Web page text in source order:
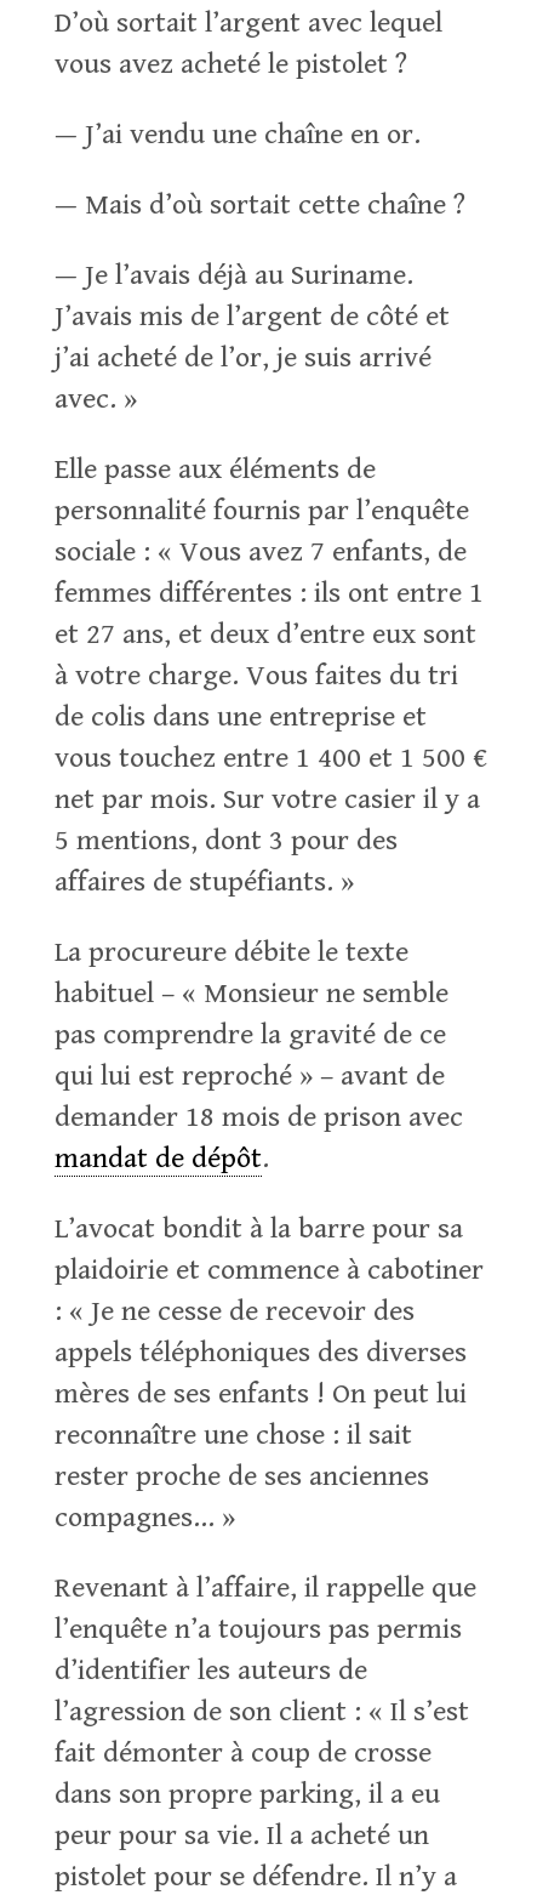
D’où sortait l’argent avec lequel
vous avez acheté le pistolet ?
— J’ai vendu une chaîne en or.
— Mais d’où sortait cette chaîne ?
— Je l’avais déjà au Suriname.
J’avais mis de l’argent de côté et
j’ai acheté de l’or, je suis arrivé
avec. »
Elle passe aux éléments de
personnalité fournis par l’enquête
sociale : « Vous avez 7 enfants, de
femmes différentes : ils ont entre 1
et 27 ans, et deux d’entre eux sont
à votre charge. Vous faites du tri
de colis dans une entreprise et
vous touchez entre 1 400 et 1 500 €
net par mois. Sur votre casier il y a
5 mentions, dont 3 pour des
affaires de stupéfiants. »
La procureure débite le texte
habituel – « Monsieur ne semble
pas comprendre la gravité de ce
qui lui est reproché » – avant de
demander 18 mois de prison avec
mandat de dépôt.
L’avocat bondit à la barre pour sa
plaidoirie et commence à cabotiner
: « Je ne cesse de recevoir des
appels téléphoniques des diverses
mères de ses enfants ! On peut lui
reconnaître une chose : il sait
rester proche de ses anciennes
compagnes… »
Revenant à l’affaire, il rappelle que
l’enquête n’a toujours pas permis
d’identifier les auteurs de
l’agression de son client : « Il s’est
fait démonter à coup de crosse
dans son propre parking, il a eu
peur pour sa vie. Il a acheté un
pistolet pour se défendre. Il n’y a